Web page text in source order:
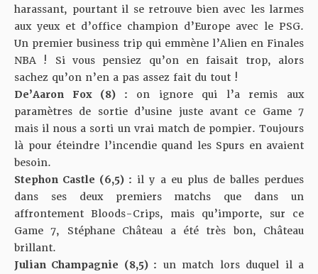
harassant, pourtant il se retrouve bien avec les larmes
aux yeux et d’office champion d’Europe avec le PSG.
Un premier business trip qui emmène l’Alien en Finales
NBA ! Si vous pensiez qu’on en faisait trop, alors
sachez qu’on n’en a pas assez fait du tout !
De’Aaron Fox (8) : on ignore qui l’a remis aux
paramètres de sortie d’usine juste avant ce Game 7
mais il nous a sorti un vrai match de pompier. Toujours
là pour éteindre l’incendie quand les Spurs en avaient
besoin.
Stephon Castle (6,5) : il y a eu plus de balles perdues
dans ses deux premiers matchs que dans un
affrontement Bloods-Crips, mais qu’importe, sur ce
Game 7, Stéphane Château a été très bon, Château
brillant.
Julian Champagnie (8,5) : un match lors duquel il a